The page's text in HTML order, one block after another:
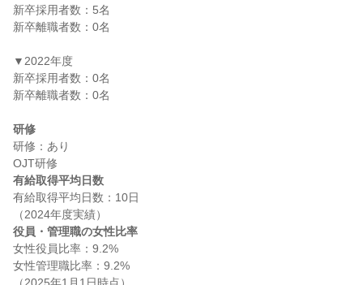
新卒採用者数：5名
新卒離職者数：0名
▼2022年度
新卒採用者数：0名
新卒離職者数：0名
研修
研修：あり
有給取得平均日数
有給取得平均日数：10日
役員・管理職の女性比率
女性役員比率：9.2%
女性管理職比率：9.2%